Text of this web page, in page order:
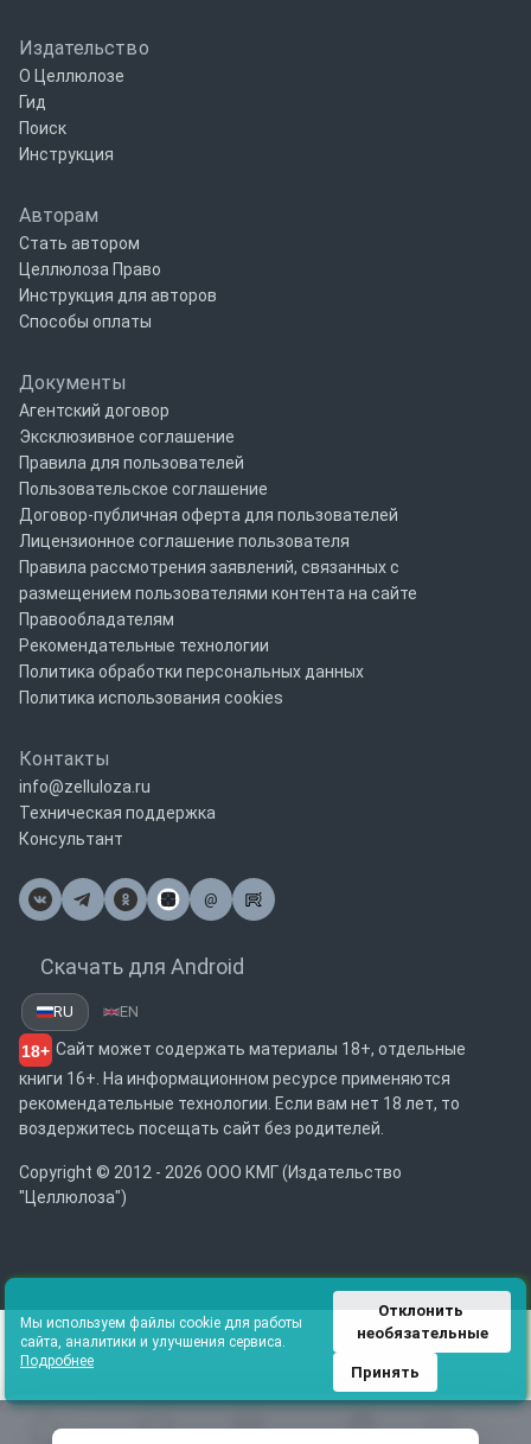
Издательство
О Целлюлозе
Гид
Поиск
Инструкция
Авторам
Стать автором
Целлюлоза Право
Инструкция для авторов
Способы оплаты
Документы
Агентский договор
Эксклюзивное соглашение
Правила для пользователей
Пользовательское соглашение
Договор-публичная оферта для пользователей
Лицензионное соглашение пользователя
Правила рассмотрения заявлений, связанных с
размещением пользователями контента на сайте
Правообладателям
Рекомендательные технологии
Политика обработки персональных данных
Политика использования cookies
Контакты
info@zelluloza.ru
Техническая поддержка
Консультант
@
Почта
Скачать для Android
RU EN
18+ Сайт может содержать материалы 18+, отдельные
книги 16+. На информационном ресурсе применяются
рекомендательные технологии. Если вам нет 18 лет, то
воздержитесь посещать сайт без родителей.
Copyright © 2012 - 2026 ООО КМГ (Издательство
"Целлюлоза")
Мы используем файлы cookie для работы
сайта, аналитики и улучшения сервиса.
Подробнее
Отклонить
необязательные
Принять